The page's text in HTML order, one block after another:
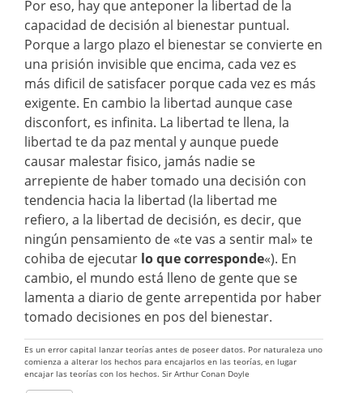
Por eso, hay que anteponer la libertad de la
capacidad de decisión al bienestar puntual.
Porque a largo plazo el bienestar se convierte en
una prisión invisible que encima, cada vez es
más dificil de satisfacer porque cada vez es más
exigente. En cambio la libertad aunque case
disconfort, es infinita. La libertad te llena, la
libertad te da paz mental y aunque puede
causar malestar fisico, jamás nadie se
arrepiente de haber tomado una decisión con
tendencia hacia la libertad (la libertad me
refiero, a la libertad de decisión, es decir, que
ningún pensamiento de «te vas a sentir mal» te
cohiba de ejecutar lo que corresponde«). En
cambio, el mundo está lleno de gente que se
lamenta a diario de gente arrepentida por haber
tomado decisiones en pos del bienestar.
Es un error capital lanzar teorías antes de poseer datos. Por naturaleza uno
comienza a alterar los hechos para encajarlos en las teorías, en lugar
encajar las teorías con los hechos. Sir Arthur Conan Doyle